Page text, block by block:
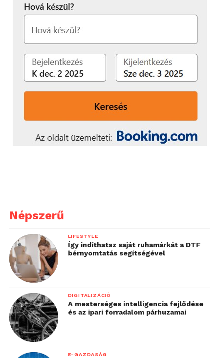
Népszerű
LIFESTYLE
Így indíthatsz saját ruhamárkát a DTF
bérnyomtatás segítségével
DIGITALIZÁCIÓ
A mesterséges intelligencia fejlődése
és az ipari forradalom párhuzamai
E-GAZDASÁG